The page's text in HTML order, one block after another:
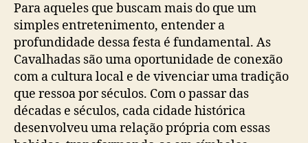
Para aqueles que buscam mais do que um
simples entretenimento, entender a
profundidade dessa festa é fundamental. As
Cavalhadas são uma oportunidade de conexão
com a cultura local e de vivenciar uma tradição
que ressoa por séculos. Com o passar das
décadas e séculos, cada cidade histórica
desenvolveu uma relação própria com essas